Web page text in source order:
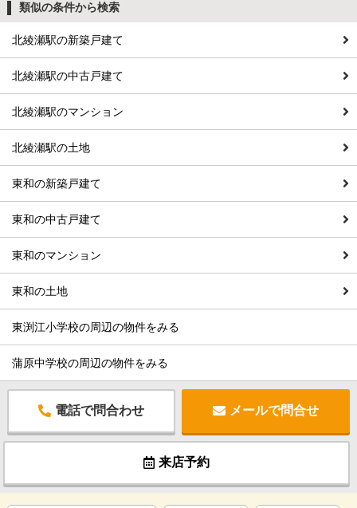
類似の条件から検索
北綾瀬駅の新築戸建て
北綾瀬駅の中古戸建て
北綾瀬駅のマンション
北綾瀬駅の土地
東和の新築戸建て
東和の中古戸建て
東和のマンション
東和の土地
東渕江小学校の周辺の物件をみる
蒲原中学校の周辺の物件をみる
電話で問合わせ メールで問合せ
来店予約